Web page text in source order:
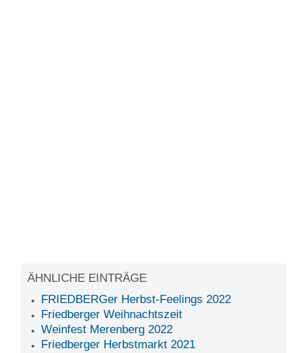
ÄHNLICHE EINTRÄGE
FRIEDBERGer Herbst-Feelings 2022
Friedberger Weihnachtszeit
Weinfest Merenberg 2022
Friedberger Herbstmarkt 2021